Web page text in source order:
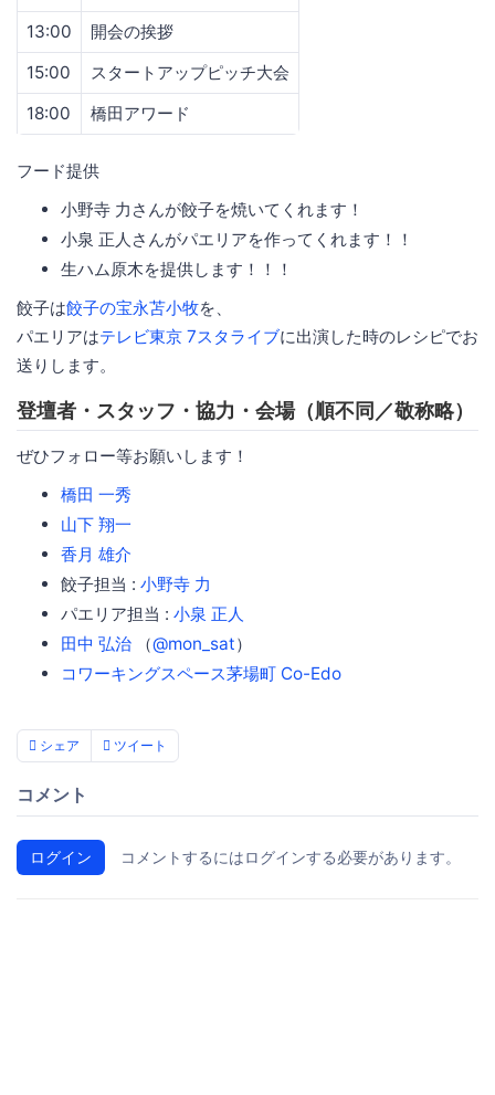
13:00
開会の挨拶
15:00
スタートアップピッチ大会
18:00
橋田アワード
フード提供
小野寺 力さんが餃子を焼いてくれます！
小泉 正人さんがパエリアを作ってくれます！！
生ハム原木を提供します！！！
餃子は餃子の宝永苫小牧を、
パエリアはテレビ東京 7スタライブに出演した時のレシピでお
送りします。
登壇者・スタッフ・協力・会場（順不同／敬称略）
ぜひフォロー等お願いします！
橋田 一秀
山下 翔一
香月 雄介
餃子担当 : 小野寺 力
パエリア担当 : 小泉 正人
田中 弘治 （@mon_sat）
コワーキングスペース茅場町 Co-Edo
シェア ツイート
コメント
ログイン コメントするにはログインする必要があります。